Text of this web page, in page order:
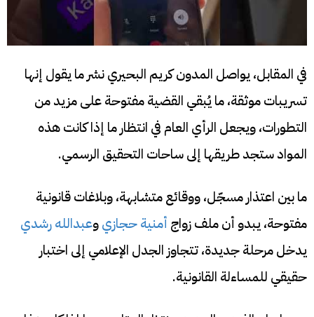
في المقابل، يواصل المدون كريم البحيري نشر ما يقول إنها
تسريبات موثقة، ما يُبقي القضية مفتوحة على مزيد من
التطورات، ويجعل الرأي العام في انتظار ما إذا كانت هذه
المواد ستجد طريقها إلى ساحات التحقيق الرسمي.
ما بين اعتذار مسجّل، ووقائع متشابهة، وبلاغات قانونية
مفتوحة، يبدو أن ملف زواج أمنية حجازيوعبدالله رشدي
يدخل مرحلة جديدة، تتجاوز الجدل الإعلامي إلى اختبار
حقيقي للمساءلة القانونية.